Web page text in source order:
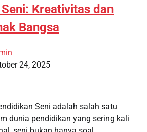
Kreativitas dan
Bangsa
24, 2025
Seni adalah salah satu
dunia pendidikan yang sering kali